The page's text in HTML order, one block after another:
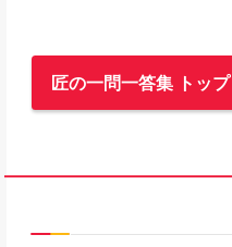
匠の一問一答集 トップ